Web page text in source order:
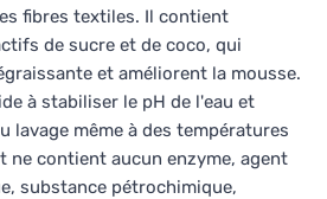
fibres textiles. Il contient
de sucre et de coco, qui
et améliorent la mousse.
à stabiliser le pH de l'eau et
lavage même à des températures
ne contient aucun enzyme, agent
substance pétrochimique,